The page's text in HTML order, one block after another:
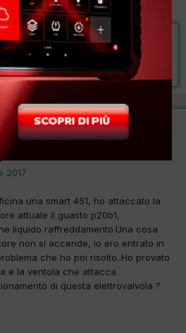
SOLUZIONE
6 Settembre 2017
2017
una smart 451, ho attaccato la
attuale il guasto p20b1,
liquido raffreddamento.Una cosa
non si accende, io ero entrato in
che ho poi risolto..Ho provato
e la ventola che attacca
di questa elettrovalvola ?